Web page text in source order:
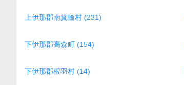
上伊那郡南箕輪村 (231)
下伊那郡高森町 (154)
下伊那郡根羽村 (14)